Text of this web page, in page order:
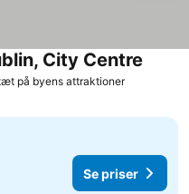
på byens attraktioner
City Centre
Se priser